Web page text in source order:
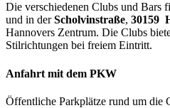
Die verschiedenen Clubs und Bars
und in derScholvinstraße, 30159
Hannovers Zentrum. Die Clubs
Stilrichtungen bei freiem Eintritt.
Anfahrt mit dem PKW
Öffentliche Parkplätze rund um die